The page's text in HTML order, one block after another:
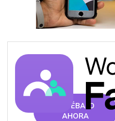
PRUÉBALO
AHORA